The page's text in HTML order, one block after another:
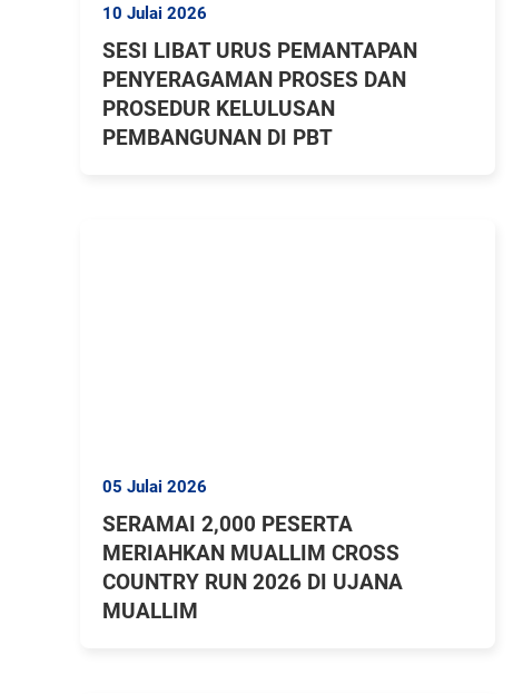
10 Julai 2026
SESI LIBAT URUS PEMANTAPAN
PENYERAGAMAN PROSES DAN
PROSEDUR KELULUSAN
PEMBANGUNAN DI PBT
05 Julai 2026
SERAMAI 2,000 PESERTA
MERIAHKAN MUALLIM CROSS
COUNTRY RUN 2026 DI UJANA
MUALLIM